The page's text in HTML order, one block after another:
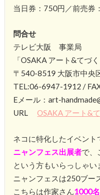
当日券：750円／前売券
問合せ
テレビ大阪 事業局
「OSAKA アート&てづ
〒540-8519 大阪市中央
TEL:06-6947-1912 /
Eメール：art-
URLOSAKA アート&
ネコに特化したイベント
ニャンフェス出展者で、
という方もいらっしゃい
ニャンフェスは250ブー
こちらは作家さん1000名